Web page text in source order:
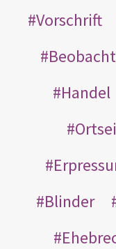
Vorschrift
Handel
Blinder